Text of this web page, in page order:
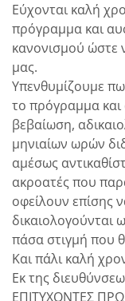
Εύχονται καλή
πρόγραμμα και
κανονισμού ώστε
μας.
Υπενθυμίζουμε
το πρόγραμμα και
βεβαίωση,
μηνιαίων ωρών
αμέσως
ακροατές που
οφείλουν επίσης
δικαιολογούνται
πάσα στιγμή που
Και πάλι καλή
Εκ της
ΕΠΙΤΥΧΟΝΤΕΣ